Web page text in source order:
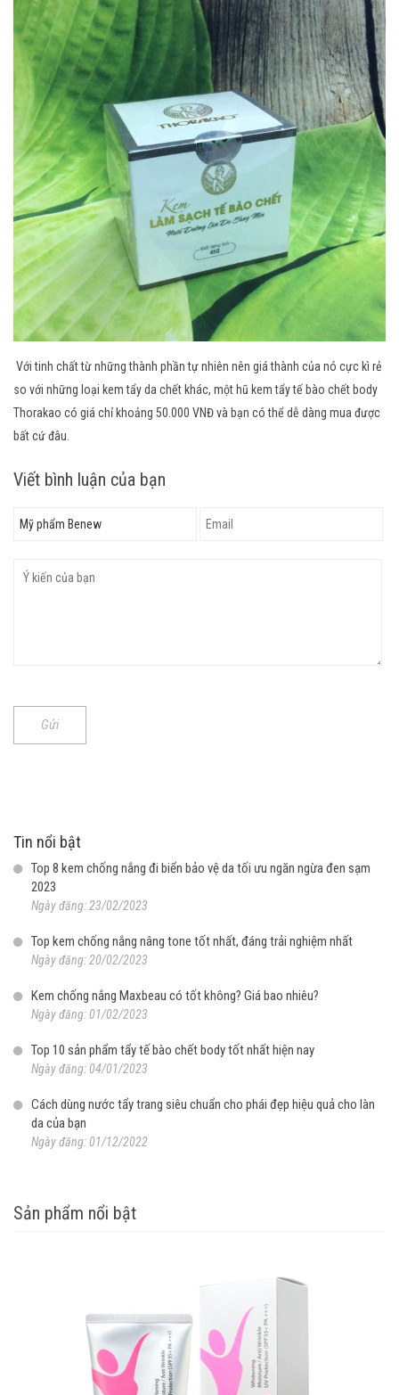
Với tinh chất từ những thành phần tự nhiên nên giá thành của nó cực kì rẻ
so với những loại kem tẩy da chết khác, một hũ kem tẩy tế bào chết body
Thorakao có giá chỉ khoảng 50.000 VNĐ và bạn có thể dễ dàng mua được
bất cứ đâu.
Viết bình luận của bạn
Gửi
Tin nổi bật
Top 8 kem chống nắng đi biển bảo vệ da tối ưu ngăn ngừa đen sạm
2023
Ngày đăng: 23/02/2023
Top kem chống nắng nâng tone tốt nhất, đáng trải nghiệm nhất
Ngày đăng: 20/02/2023
Kem chống nắng Maxbeau có tốt không? Giá bao nhiêu?
Ngày đăng: 01/02/2023
Top 10 sản phẩm tẩy tế bào chết body tốt nhất hiện nay
Ngày đăng: 04/01/2023
Cách dùng nước tẩy trang siêu chuẩn cho phái đẹp hiệu quả cho làn
da của bạn
Ngày đăng: 01/12/2022
Sản phẩm nổi bật